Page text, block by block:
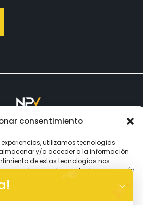
consentimiento
utilizamos tecnologías
y/o acceder a la información
de estas tecnologías nos
como el comportamiento de navegación
en este sitio. No consentir o retirar el
negativamente a ciertas
Todos los Derechos Reservados.
Aceptamos
A